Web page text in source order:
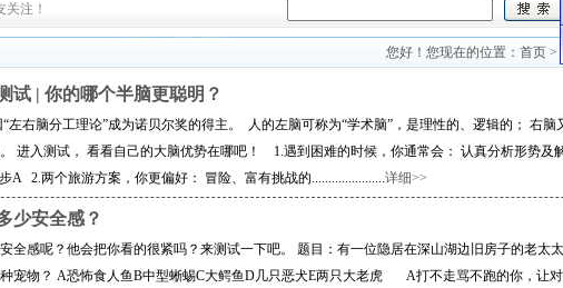
关注！
您好！您现在的位置：首页 >
试 | 你的哪个半脑更聪明？
“左右脑分工理论”成为诺贝尔奖的得主。 人的左脑可称为“学术脑”，是理性的、逻辑的； 右脑
进入测试， 看看自己的大脑优势在哪吧！ 1.遇到困难的时候，你通常会： 认真分析形势及
A 2.两个旅游方案，你更偏好： 冒险、富有挑战的......................详细>>
少安全感？
全感呢？他会把你看的很紧吗？来测试一下吧。 题目：有一位隐居在深山湖边旧房子的老太
宠物？ A恐怖食人鱼B中型蜥蜴C大鳄鱼D几只恶犬E两只大老虎 A打不走骂不跑的你，让